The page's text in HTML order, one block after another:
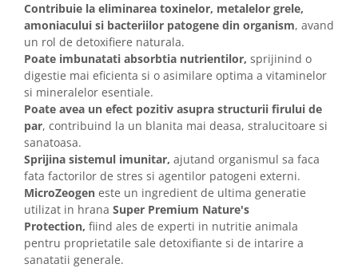
Contribuie la eliminarea toxinelor, metalelor grele,
amoniacului si bacteriilor patogene din organism, avand
un rol de detoxifiere naturala.
Poate imbunatati absorbtia nutrientilor, sprijinind o
digestie mai eficienta si o asimilare optima a vitaminelor
si mineralelor esentiale.
Poate avea un efect pozitiv asupra structurii firului de
par, contribuind la un blanita mai deasa, stralucitoare si
sanatoasa.
Sprijina sistemul imunitar, ajutand organismul sa faca
fata factorilor de stres si agentilor patogeni externi.
MicroZeogen este un ingredient de ultima generatie
utilizat in hrana Super Premium Nature's
Protection, fiind ales de experti in nutritie animala
pentru proprietatile sale detoxifiante si de intarire a
sanatatii generale.